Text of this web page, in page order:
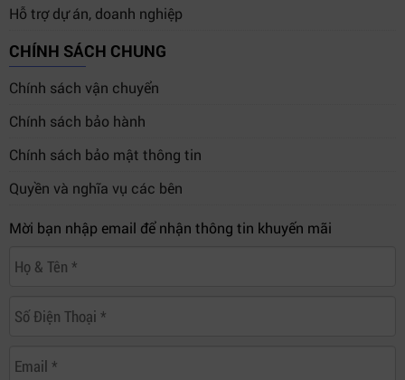
Hỗ trợ dự án, doanh nghiệp
CHÍNH SÁCH CHUNG
Chính sách vận chuyển
Chính sách bảo hành
Chính sách bảo mật thông tin
Quyền và nghĩa vụ các bên
Mời bạn nhập email để nhận thông tin khuyến mãi